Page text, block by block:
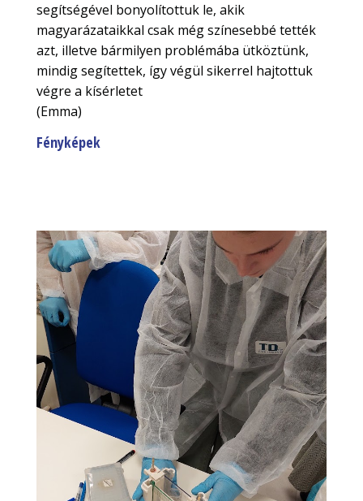
segítségével bonyolítottuk le, akik
magyarázataikkal csak még színesebbé tették
azt, illetve bármilyen problémába ütköztünk,
mindig segítettek, így végül sikerrel hajtottuk
végre a kísérletet
(Emma)
Fényképek